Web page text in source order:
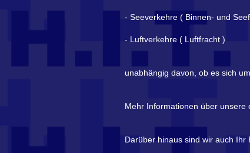
- Seeverkehre ( Binnen- und
- Luftverkehre ( Luftfracht )
unabhängig davon, ob es sich um
Mehr Informationen über unsere
Darüber hinaus sind wir auch Ihr